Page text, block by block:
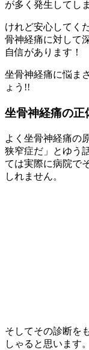
が多く発生してし
けれど安心してく
骨神経痛に対して
自信があります！
坐骨神経痛に悩ま
ょう!!
坐骨神経痛の正
よく坐骨神経痛の
狭窄症だ」とゆう
ては実際に病院で
しれません。
そしてその診断を
しゃると思います